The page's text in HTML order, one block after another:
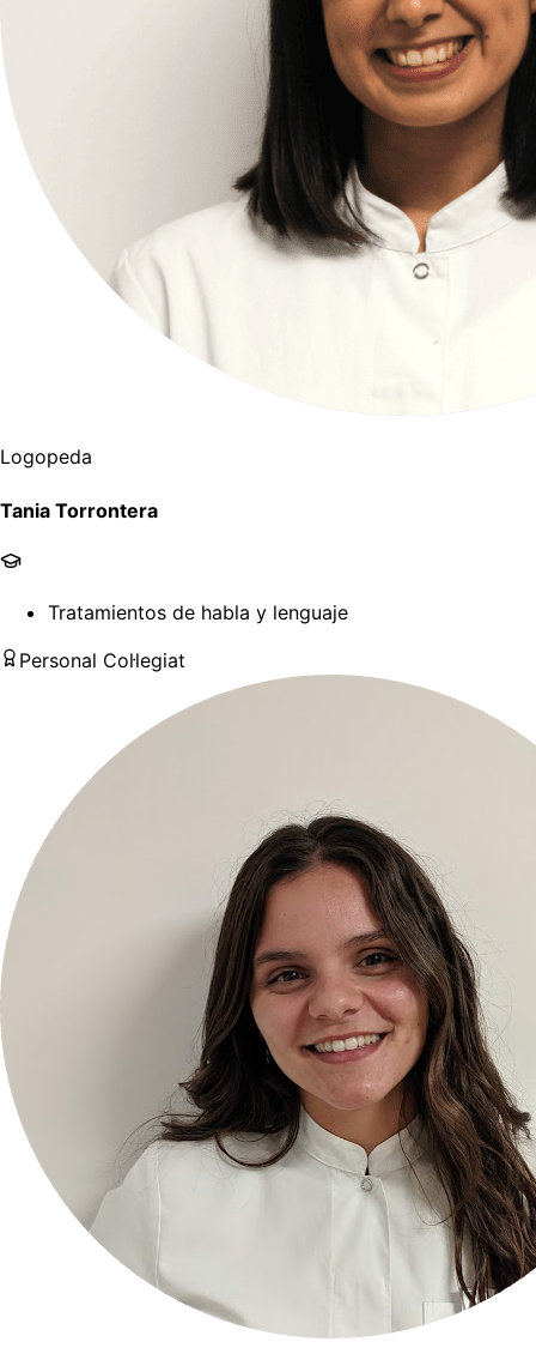
Logopeda
Tania Torrontera
Tratamientos de habla y lenguaje
Personal Col·legiat